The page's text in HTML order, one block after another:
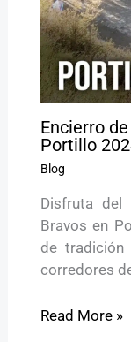
Encierro
Portillo
Blog
Disfruta del
Bravos en
de
corredores
Read More »